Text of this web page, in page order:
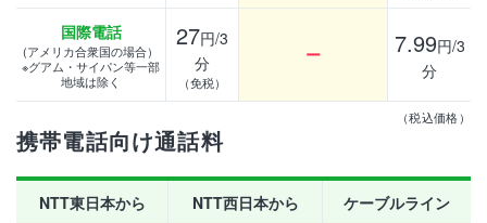
国際電話
(アメリカ合衆国の場合）
※グアム・サイパン等一部
地域は除く
27円/3
分
（免税）
ー 7.99円/3
分
（税込価格）
携帯電話向け通話料
NTT東日本から NTT西日本から ケーブルライン